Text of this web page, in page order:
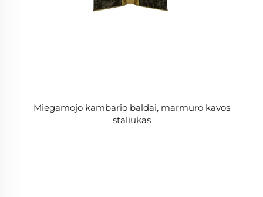
Miegamojo kambario baldai, marmuro kavos
staliukas